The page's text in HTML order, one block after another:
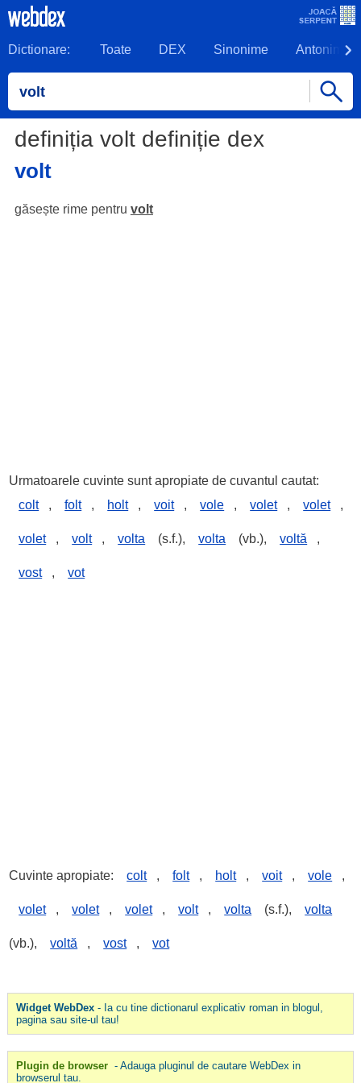
Dictionare: Toate DEX Sinonime Antonime
definiția volt definiție dex
volt
găsește rime pentru volt
Urmatoarele cuvinte sunt apropiate de cuvantul cautat:
colt
, folt , holt , voit , vole , volet , volet ,
volet , volt , volta (s.f.), volta (vb.), voltă ,
vost , vot
Cuvinte apropiate: colt , folt , holt , voit , vole ,
volet , volet , volet , volt , volta (s.f.), volta
(vb.), voltă , vost , vot
Widget WebDex- Ia cu tine dictionarul explicativ roman in blogul,
pagina sau site-ul tau!
Plugin de browser - Adauga pluginul de cautare WebDex in
browserul tau.